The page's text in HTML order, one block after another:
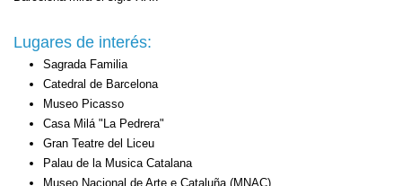
Lugares de interés:
Sagrada Familia
Catedral de Barcelona
Museo Picasso
Casa Milá "La Pedrera"
Gran Teatre del Liceu
Palau de la Musica Catalana
Museo Nacional de Arte e Cataluña (MNAC)